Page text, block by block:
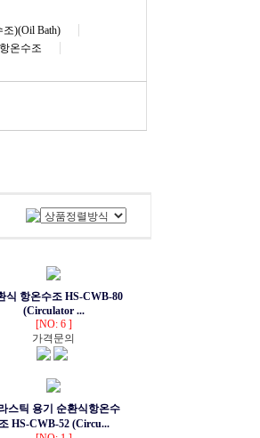
)(Oil Bath)
온수조
식 항온수조 HS-CWB-80
(Circulator ...
[NO: 6 ]
가격문의
스틱 용기 순환식항온수
HS-CWB-52 (Circu...